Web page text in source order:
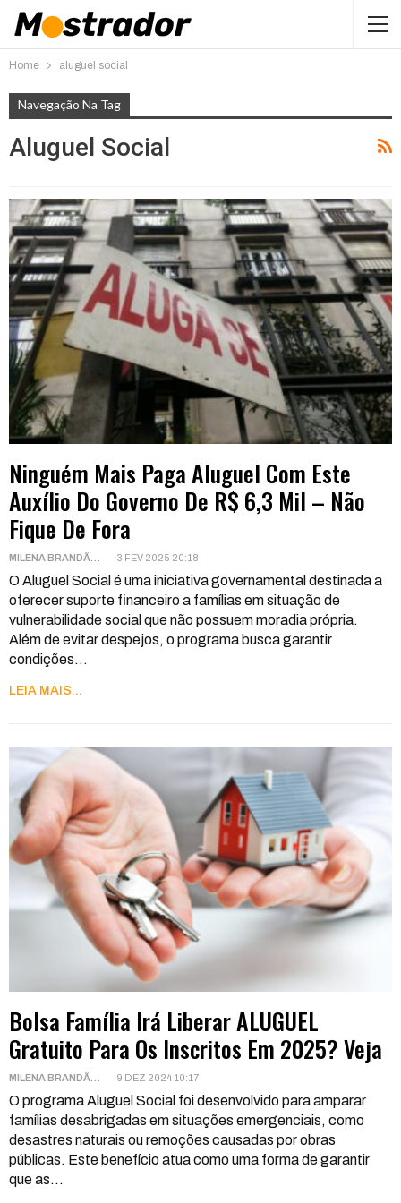
Home aluguel social
Navegação Na Tag
Aluguel Social
Ninguém Mais Paga Aluguel Com Este
Auxílio Do Governo De R$ 6,3 Mil – Não
Fique De Fora
3 FEV 2025 20:18
O Aluguel Social é uma iniciativa governamental destinada a
oferecer suporte financeiro a famílias em situação de
vulnerabilidade social que não possuem moradia própria.
Além de evitar despejos, o programa busca garantir
condições…
LEIA MAIS...
Bolsa Família Irá Liberar ALUGUEL
Gratuito Para Os Inscritos Em 2025? Veja
9 DEZ 2024 10:17
O programa Aluguel Social foi desenvolvido para amparar
famílias desabrigadas em situações emergenciais, como
desastres naturais ou remoções causadas por obras
públicas. Este benefício atua como uma forma de garantir
que as…